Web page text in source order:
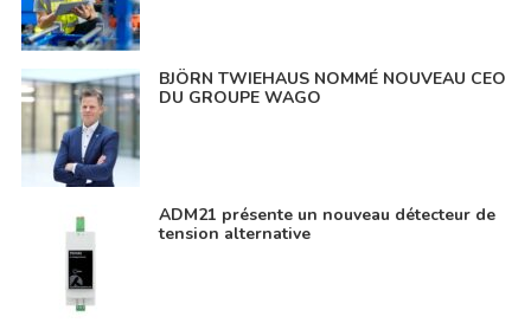
BJÖRN TWIEHAUS NOMMÉ NOUVEAU CEO
DU GROUPE WAGO
ADM21 présente un nouveau détecteur de
tension alternative